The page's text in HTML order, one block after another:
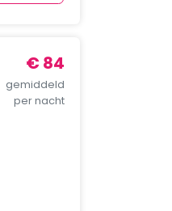
€ 84
gemiddeld
per nacht